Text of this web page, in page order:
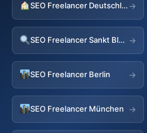
SEO Freelancer Deutschland→
SEO Freelancer Sankt Blasien →
SEO Freelancer Berlin →
SEO Freelancer München →